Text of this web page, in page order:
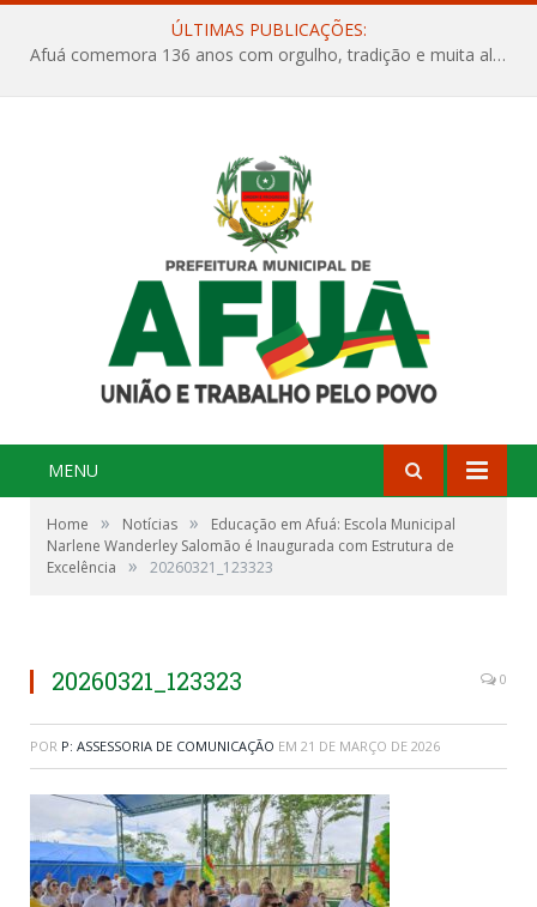
ÚLTIMAS PUBLICAÇÕES:
Afuá comemora 136 anos com orgulho, tradição e muita alegria na Quadra Dr. Nelson Salomão
MENU
Home » Notícias »
Educação em Afuá: Escola Municipal
Narlene Wanderley Salomão é Inaugurada com Estrutura de
Excelência
» 20260321_123323
20260321_123323 0
POR P: ASSESSORIA DE COMUNICAÇÃO EM 21 DE MARÇO DE 2026